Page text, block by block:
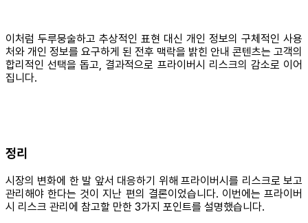
이처럼 두루뭉술하고 추상적인 표현 대신 개인 정보의 구체적인 사용
처와 개인 정보를 요구하게 된 전후 맥락을 밝힌 안내 콘텐츠는 고객의
합리적인 선택을 돕고, 결과적으로 프라이버시 리스크의 감소로 이어
집니다.
정리
시장의 변화에 한 발 앞서 대응하기 위해 프라이버시를 리스크로 보고
관리해야 한다는 것이 지난 편의 결론이었습니다. 이번에는 프라이버
시 리스크 관리에 참고할 만한 3가지 포인트를 설명했습니다.